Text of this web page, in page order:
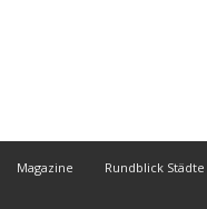
Magazine Rundblick Städte